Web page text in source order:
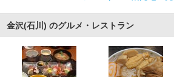
金沢(石川) のグルメ・レストラン